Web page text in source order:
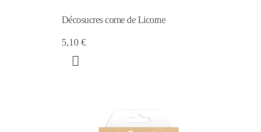
Décosucres corne de Licorne
5,10 €